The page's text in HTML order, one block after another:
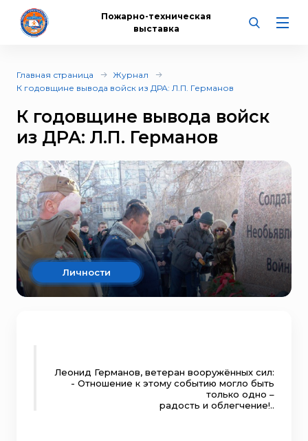
Пожарно-техническая
выставка
Главная страница
Журнал
К годовщине вывода войск из ДРА: Л.П. Германов
К годовщине вывода войск
из ДРА: Л.П. Германов
Личности
Леонид Германов, ветеран вооружённых сил:
- Отношение к этому событию могло быть
только одно –
радость и облегчение!..